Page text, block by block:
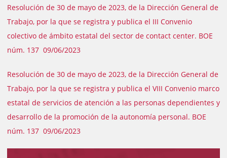
Resolución de 30 de mayo de 2023, de la Dirección General de
Trabajo, por la que se registra y publica el III Convenio
colectivo de ámbito estatal del sector de contact center. BOE
núm. 137 09/06/2023
Resolución de 30 de mayo de 2023, de la Dirección General de
Trabajo, por la que se registra y publica el VIII Convenio marco
estatal de servicios de atención a las personas dependientes y
desarrollo de la promoción de la autonomía personal. BOE
núm. 137 09/06/2023